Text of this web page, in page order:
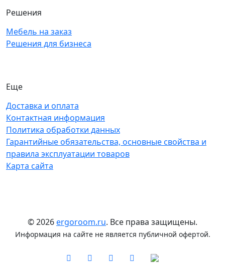
Решения
Мебель на заказ
Решения для бизнеса
Еще
Доставка и оплата
Контактная информация
Политика обработки данных
Гарантийные обязательства, основные свойства и
правила эксплуатации товаров
Карта сайта
© 2026ergoroom.ru. Все права защищены.
Информация на сайте не является публичной офертой.